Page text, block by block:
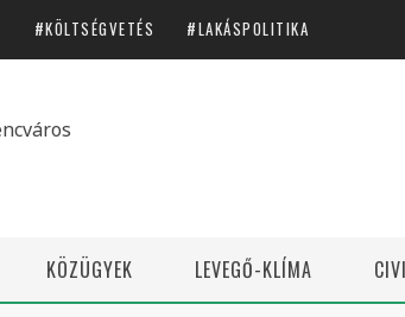
KÖLTSÉGVETÉS LAKÁSPOLITIKA
KÖZÜGYEK LEVEGŐ-KLÍMA